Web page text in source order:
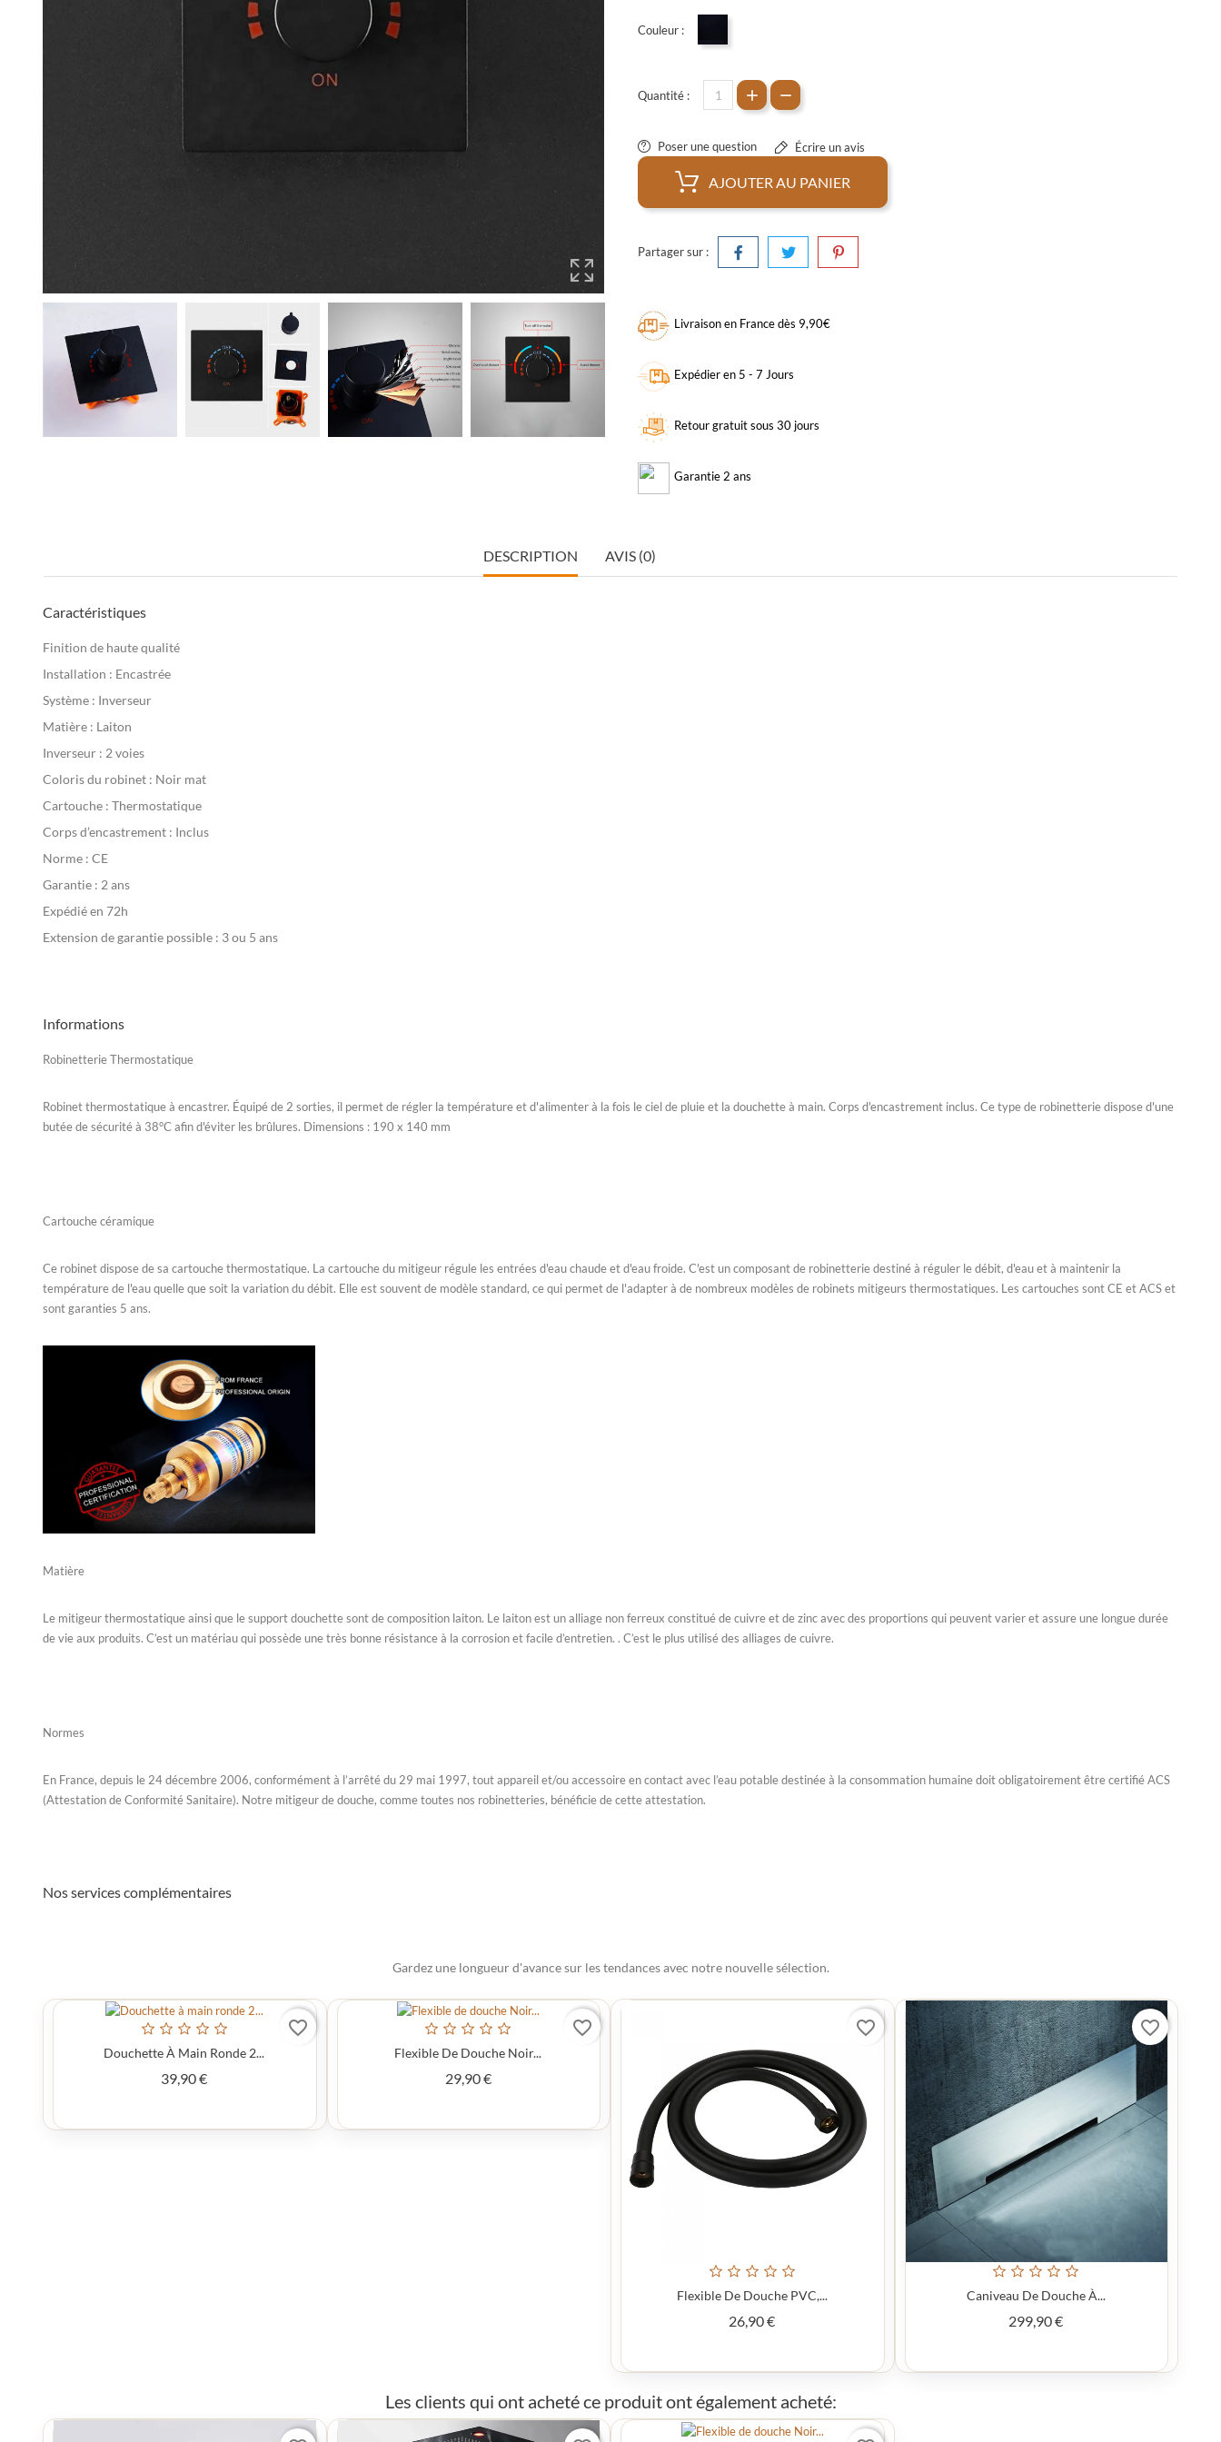
Couleur :
Quantité :
Poser une question Écrire un avis
AJOUTER AU PANIER
Partager sur :
Livraison en France dès 9,90€
Expédier en 5 - 7 Jours
Retour gratuit sous 30 jours
Garantie 2 ans
DESCRIPTION AVIS (0)
Caractéristiques
Finition de haute qualité
Installation : Encastrée
Système : Inverseur
Matière : Laiton
Inverseur : 2 voies
Coloris du robinet : Noir mat
Cartouche : Thermostatique
Corps d’encastrement : Inclus
Norme : CE
Garantie : 2 ans
Expédié en 72h
Extension de garantie possible : 3 ou 5 ans
Informations
Robinetterie Thermostatique
Robinet thermostatique à encastrer. Équipé de 2 sorties, il permet de régler la température et d'alimenter à la fois le ciel de pluie et la douchette à main. Corps d'encastrement inclus. Ce type de robinetterie dispose d'une
butée de sécurité à 38°C afin d'éviter les brûlures. Dimensions : 190 x 140 mm
Cartouche céramique
Ce robinet dispose de sa cartouche thermostatique. La cartouche du mitigeur régule les entrées d'eau chaude et d'eau froide. C'est un composant de robinetterie destiné à réguler le débit, d'eau et à maintenir la
température de l'eau quelle que soit la variation du débit. Elle est souvent de modèle standard, ce qui permet de l'adapter à de nombreux modèles de robinets mitigeurs thermostatiques. Les cartouches sont CE et ACS et
sont garanties 5 ans.
Matière
Le mitigeur thermostatique ainsi que le support douchette sont de composition laiton. Le laiton est un alliage non ferreux constitué de cuivre et de zinc avec des proportions qui peuvent varier et assure une longue durée
de vie aux produits. C’est un matériau qui possède une très bonne résistance à la corrosion et facile d’entretien. . C’est le plus utilisé des alliages de cuivre.
Normes
En France, depuis le 24 décembre 2006, conformément à l’arrêté du 29 mai 1997, tout appareil et/ou accessoire en contact avec l’eau potable destinée à la consommation humaine doit obligatoirement être certifié ACS
(Attestation de Conformité Sanitaire). Notre mitigeur de douche, comme toutes nos robinetteries, bénéficie de cette attestation.
Nos services complémentaires
Gardez une longueur d'avance sur les tendances avec notre nouvelle sélection.
Douchette À Main Ronde 2...
39,90 €Prix
favorite_border
Flexible De Douche Noir...
29,90 €Prix
favorite_border
Flexible De Douche PVC,...
26,90 €Prix
favorite_border
Caniveau De Douche À...
299,90 €Prix
favorite_border
Les clients qui ont acheté ce produit ont également acheté: